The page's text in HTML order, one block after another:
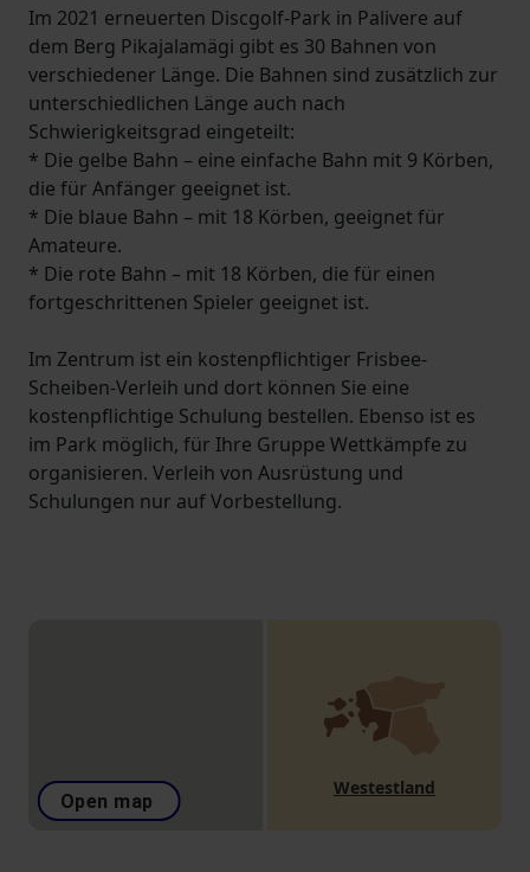
Im 2021 erneuerten Discgolf-Park in Palivere auf
dem Berg Pikajalamägi gibt es 30 Bahnen von
verschiedener Länge. Die Bahnen sind zusätzlich zur
unterschiedlichen Länge auch nach
Schwierigkeitsgrad eingeteilt:
* Die gelbe Bahn – eine einfache Bahn mit 9 Körben,
die für Anfänger geeignet ist.
* Die blaue Bahn – mit 18 Körben, geeignet für
Amateure.
* Die rote Bahn – mit 18 Körben, die für einen
fortgeschrittenen Spieler geeignet ist.
Im Zentrum ist ein kostenpflichtiger Frisbee-
Scheiben-Verleih und dort können Sie eine
kostenpflichtige Schulung bestellen. Ebenso ist es
im Park möglich, für Ihre Gruppe Wettkämpfe zu
organisieren. Verleih von Ausrüstung und
Schulungen nur auf Vorbestellung.
Open map
Westestland